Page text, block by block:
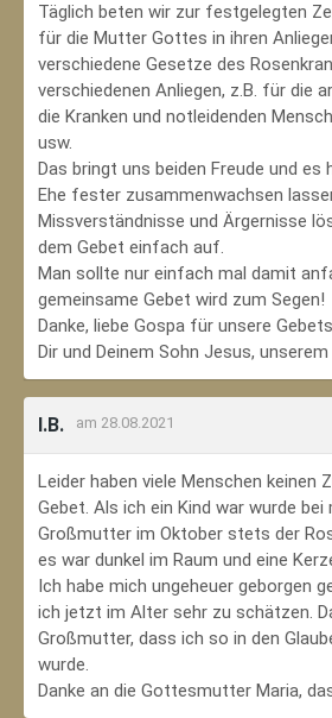
Täglich beten wir zur festgelegten
für die Mutter Gottes in ihren
verschiedene Gesetze des
verschiedenen Anliegen, z.B. für die
die Kranken und notleidenden
usw.
Das bringt uns beiden Freude und es
Ehe fester zusammenwachsen
Missverständnisse und Ärgernisse
dem Gebet einfach auf.
Man sollte nur einfach mal damit
gemeinsame Gebet wird zum Segen!
Danke, liebe Gospa für unsere
Dir und Deinem Sohn Jesus, unserem
I.B. am 28.08.2021
Leider haben viele Menschen keinen
Gebet. Als ich ein Kind war wurde bei
Großmutter im Oktober stets der
es war dunkel im Raum und eine
Ich habe mich ungeheuer geborgen
ich jetzt im Alter sehr zu schätzen.
Großmutter, dass ich so in den
wurde.
Danke an die Gottesmutter Maria,